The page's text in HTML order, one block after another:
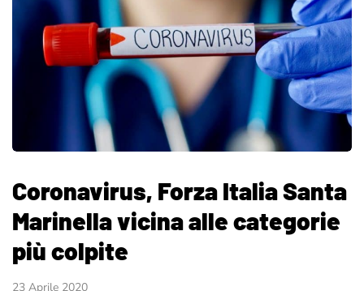
Coronavirus, Forza Italia Santa
Marinella vicina alle categorie
più colpite
23 Aprile 2020